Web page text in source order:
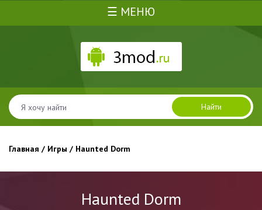
☰ МЕНЮ
Найти
Главная / Игры / Haunted Dorm
Haunted Dorm